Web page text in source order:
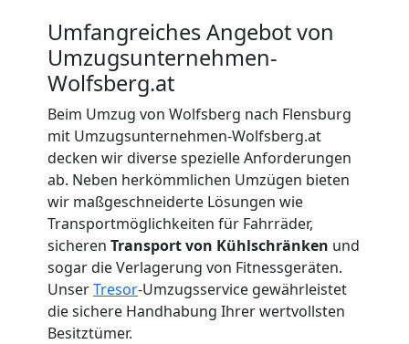
Umfangreiches Angebot von
Umzugsunternehmen-
Wolfsberg.at
Beim Umzug von Wolfsberg nach Flensburg
mit Umzugsunternehmen-Wolfsberg.at
decken wir diverse spezielle Anforderungen
ab. Neben herkömmlichen Umzügen bieten
wir maßgeschneiderte Lösungen wie
Transportmöglichkeiten für Fahrräder,
sicheren Transport von Kühlschränken und
sogar die Verlagerung von Fitnessgeräten.
UnserTresor-Umzugsservice gewährleistet
die sichere Handhabung Ihrer wertvollsten
Besitztümer.
Beiladung
Wolfsberg
Mini
Umzug
Wolfsberg
Umzug